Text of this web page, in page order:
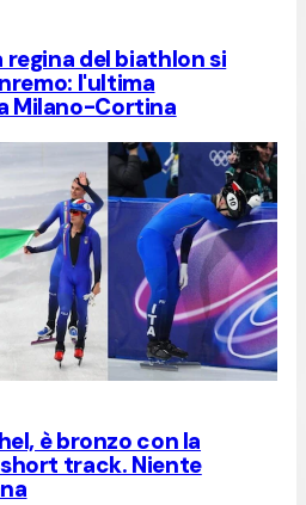
regina del biathlon si
l'ultima
Milano-Cortina
è bronzo con la
track. Niente